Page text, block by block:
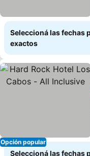
Seleccioná las fechas
exactos
Opción popular
Seleccioná las fechas